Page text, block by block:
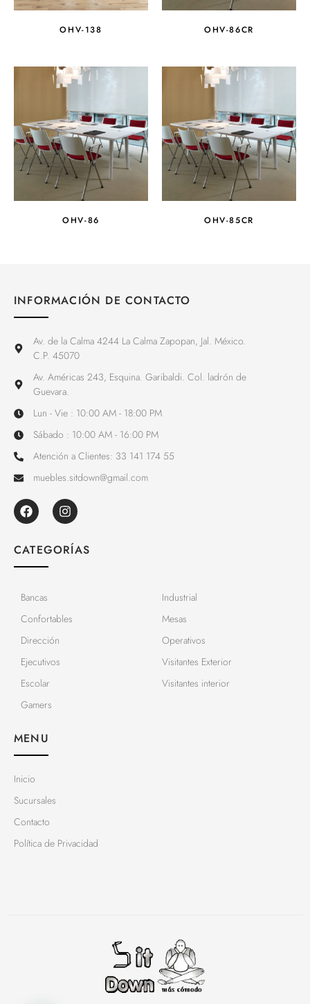
OHV-138 OHV-86CR
OHV-86 OHV-85CR
INFORMACIÓN DE CONTACTO
Av. de la Calma 4244 La Calma Zapopan, Jal. México.
C.P. 45070
Av. Américas 243, Esquina. Garibaldi. Col. ladrón de
Guevara.
Lun - Vie : 10:00 AM - 18:00 PM
Sábado : 10:00 AM - 16:00 PM
Atención a Clientes: 33 141 174 55
muebles.sitdown@gmail.com
CATEGORÍAS
Bancas
Confortables
Dirección
Ejecutivos
Escolar
Gamers
Industrial
Mesas
Operativos
Visitantes Exterior
Visitantes interior
MENU
Inicio
Sucursales
Contacto
Política de Privacidad